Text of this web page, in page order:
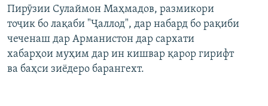
Auto 240p 360p 480p
720p 1080p
360p
480p
Пирӯзии Сулаймон Маҳмадов, размикори
тоҷик бо лақаби "Ҷаллод", дар набард бо рақиби
чеченаш дар Арманистон дар сархати
хабарҳои муҳим дар ин кишвар қарор гирифт
ва баҳси зиёдеро барангехт.